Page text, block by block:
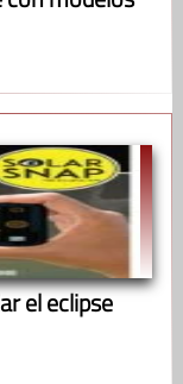
el eclipse